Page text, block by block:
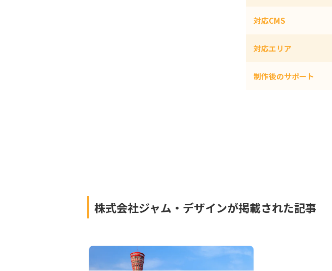
対応CMS
対応エリア
制作後のサポート
株式会社ジャム・デザインが掲載された記事